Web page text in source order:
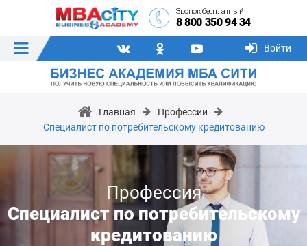
Звонок бесплатный
8 800 350 94 34
Войти
Главная
Профессии
Специалист по потребительскому кредитованию
Профессия
Специалист по потребительскому
кредитованию